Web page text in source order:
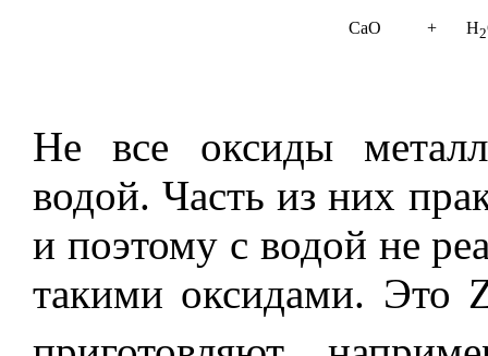
CaO + H2
Не все оксиды
водой. Часть из них
и поэтому с водой не
такими оксидами. Это